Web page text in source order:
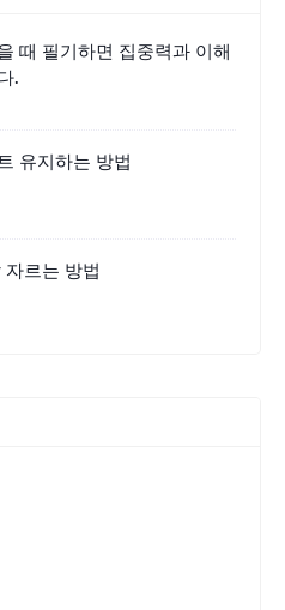
때 필기하면 집중력과 이해
.
유지하는 방법
자르는 방법